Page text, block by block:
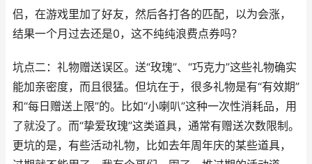
侣，在游戏里加了好友，然后各打各的匹配，以为会涨，
结果一个月过去还是0，这不纯纯浪费点券吗？
坑点二：礼物赠送误区。送“玫瑰”、“巧克力”这些礼物确实
能加亲密度，而且很猛。但坑在于，很多礼物是有“有效期”
和“每日赠送上限”的。比如“小喇叭”这种一次性消耗品，用
了就没了。而“挚爱玫瑰”这类道具，通常有赠送次数限制。
更坑的是，有些活动礼物，比如去年周年庆的某些道具，